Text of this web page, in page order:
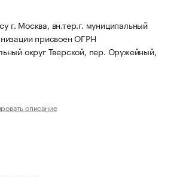
Москва, вн.тер.г. муниципальный
присвоен ОГРН
округ Тверской, пер. Оружейный,
описание